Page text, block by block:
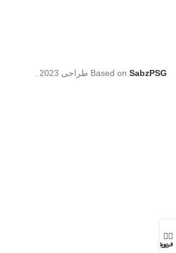
Based on SabzPSG طراحی 2023
فروشگاه
درباره ما